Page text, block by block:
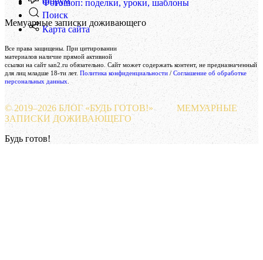
Фотошоп: поделки, уроки, шаблоны
Мемуарные записки доживающего
Поиск
Карта сайта
Все права защищены. При цитировании
материалов наличие прямой активной
ссылки на сайт san2.ru обязательно. Сайт может содержать контент, не предназначенный
для лиц младше 18-ти лет. Политика конфиденциальности / Соглашение об обработке
персональных данных.
© 2019–2026 БЛОГ «БУДЬ ГОТОВ!»
МЕМУАРНЫЕ
ЗАПИСКИ ДОЖИВАЮЩЕГО
Будь готов!